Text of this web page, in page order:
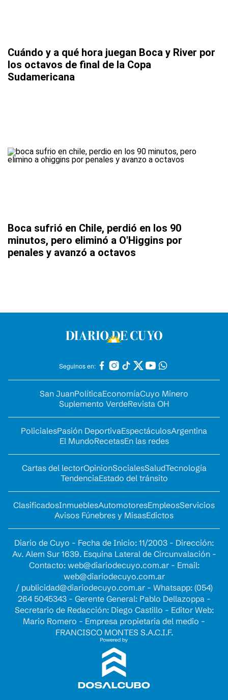
Cuándo y a qué hora juegan Boca y River por
los octavos de final de la Copa
Sudamericana
Boca sufrió en Chile, perdió en los 90
minutos, pero eliminó a O'Higgins por
penales y avanzó a octavos
Seguinos en:
San JuanPolíticaEconomíaCuyo Minero
Suplemento VerdeRevista OH
PolicialesPasión DeportivaEspectáculosArgentina
El MundoRecetasEn las redes
Cartas del lectorOpinionSocialesSaludTecnología
TendenciaEstado del tránsito
ClasificadosInmueblesAutomotoresEmpleosServicios
Avisos Fúnebres y MisasEdictos
Diario de Cuyo - Fecha de Inicio: 11/2003 - Dirección:
Av. Alem Sur 1639. Esquina Lateral de Circunvalación -
Contacto: web@diariodecuyo.com.ar- Email:
web@diariodecuyo.com.ar
/ publicidad@diariodecuyo.com.ar- Whatsapp: (054)
264 5045343 - Gerente General: Pablo Dellazoppa -
Secretario de Redacción: Diego Castillo - Editor Web:
Mario Romero - Empresa propietaria del medio -
FRANCISCO MONTES S.A.C.I.F.